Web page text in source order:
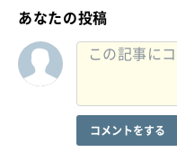
あなたの投稿
コメントをする